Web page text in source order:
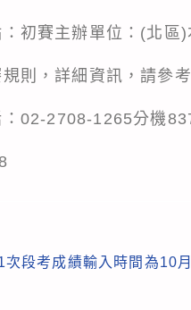
初賽主辦單位：(北區
規則，詳細資訊，請
02-2708-1265分機
段考成績輸入時間為10